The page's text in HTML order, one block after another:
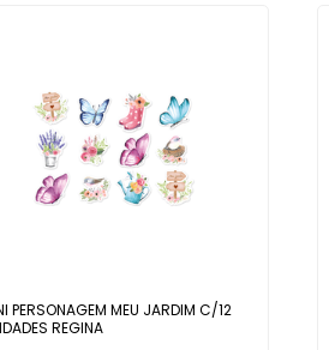
PERSONAGEM MEU JARDIM C/12
REGINA